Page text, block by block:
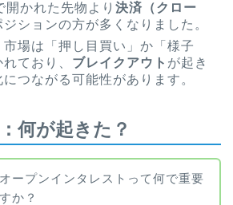
開かれた先物より 決済（クロー
ジションの方が多くなりました。
市場は「押し目買い」か「様子
ており、 ブレイクアウト が起き
つながる可能性があります。
何が起きた？
ープンインタレストって何で重要
か？